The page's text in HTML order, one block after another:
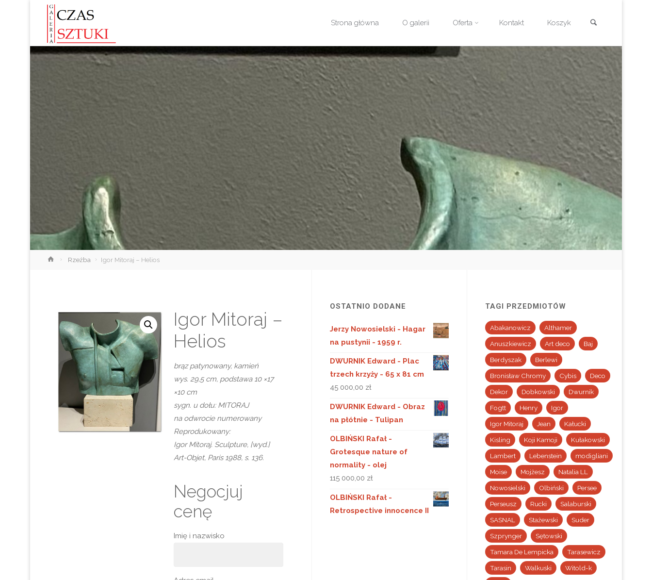
treści
Strona główna O galerii Oferta Kontakt Koszyk
StronaRzeźba Igor Mitoraj – Helios
Igor Mitoraj –
Helios
brąz patynowany, kamień
wys. 29,5 cm, podstawa 10 ×17
×10 cm
sygn. u dołu: MITORAJ
na odwrocie numerowany
Reprodukowany:
Igor Mitoraj. Sculpture, [wyd.]
Art-Objet, Paris 1988, s. 136.
Negocjuj
cenę
Imię i nazwisko
OSTATNIO DODANE
Jerzy Nowosielski - Hagar
na pustynii - 1959 r.
DWURNIK Edward - Plac
trzech krzyży - 65 x 81 cm
45 000,00 zł
DWURNIK Edward - Obraz
na płótnie - Tulipan
OLBIŃSKI Rafał -
Grotesque nature of
normality - olej
115 000,00 zł
OLBIŃSKI Rafał -
Retrospective innocence II
TAGI PRZEDMIOTÓW
Abakanowicz Althamer
Anuszkiewicz Art deco Baj
Berdyszak Berlewi
Bronisław Chromy Cybis Deco
Dekor Dobkowski Dwurnik
Fogtt Henry Igor
Igor Mitoraj Jean Kałucki
Kisling Koji Kamoji Kułakowski
Lambert Lebenstein modigliani
Moise Mojżesz Natalia LL
Nowosielski Olbiński Persee
Perseusz Rucki Salaburski
SASNAL Stażewski Suder
Szprynger Sętowski
Tamara De Lempicka Tarasewicz
Tarasin Walkuski Witold-k